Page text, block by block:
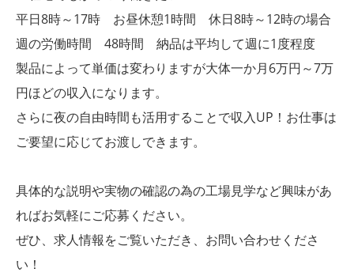
平日8時～17時 お昼休憩1時間 休日8時～12時の場合
週の労働時間 48時間 納品は平均して週に1度程度
製品によって単価は変わりますが大体一か月6万円～7万
円ほどの収入になります。
さらに夜の自由時間も活用することで収入UP！お仕事は
ご要望に応じてお渡しできます。
具体的な説明や実物の確認の為の工場見学など興味があ
ればお気軽にご応募ください。
ぜひ、求人情報をご覧いただき、お問い合わせくださ
い！